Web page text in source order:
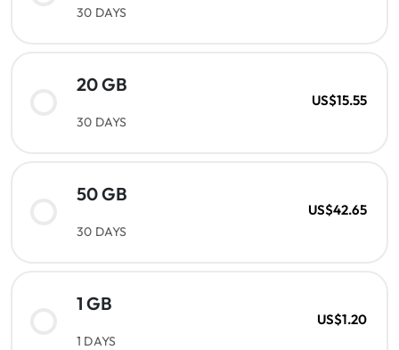
30 DAYS
20 GB
30 DAYS
US$15.55
50 GB
30 DAYS
US$42.65
1 GB
1 DAYS
US$1.20